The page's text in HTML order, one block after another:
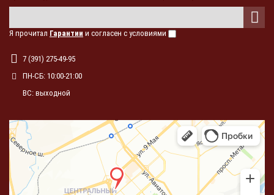
Я прочитал Гарантии и согласен с условиями
7 (391) 275-49-95
ПН-СБ: 10:00-21:00
ВС: выходной